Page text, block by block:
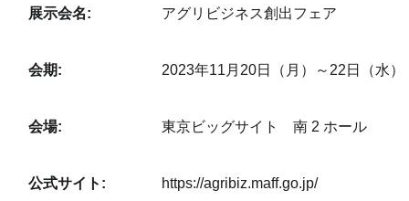
展示会名: アグリビジネス創出フェア
会期: 2023年11月20日（月）～22日（水
会場: 東京ビッグサイト 南 2 ホール
公式サイト: https://agribiz.maff.go.jp/